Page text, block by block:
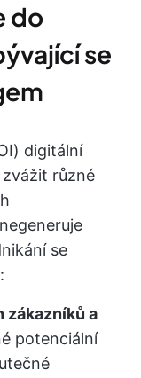
do
se
digitální
různé
se
a
potenciální